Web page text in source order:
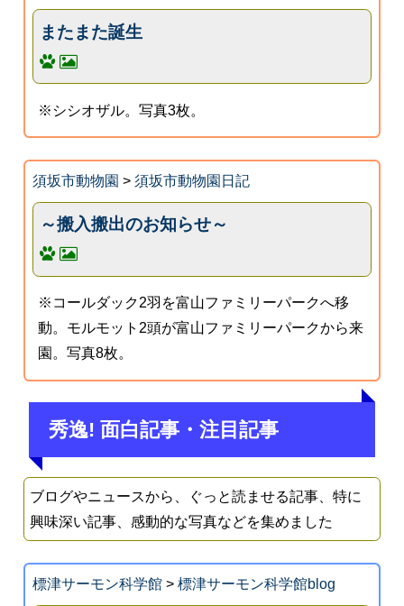
またまた誕生
※シシオザル。写真3枚。
須坂市動物園 > 須坂市動物園日記
～搬入搬出のお知らせ～
※コールダック2羽を富山ファミリーパークへ移
動。モルモット2頭が富山ファミリーパークから来
園。写真8枚。
秀逸! 面白記事・注目記事
ブログやニュースから、ぐっと読ませる記事、特に
興味深い記事、感動的な写真などを集めました
標津サーモン科学館> 標津サーモン科学館blog